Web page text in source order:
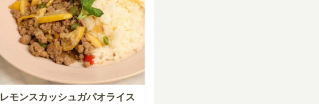
レモンスカッシュガパオライス